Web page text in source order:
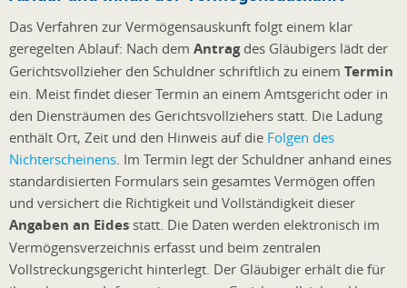
Das Verfahren zur Vermögensauskunft folgt einem klar
geregelten Ablauf: Nach dem Antragdes Gläubigers lädt der
Gerichtsvollzieher den Schuldner schriftlich zu einem Termin
ein. Meist findet dieser Termin an einem Amtsgericht oder in
den Diensträumen des Gerichtsvollziehers statt. Die Ladung
enthält Ort, Zeit und den Hinweis auf die Folgen des
Nichterscheinens . Im Termin legt der Schuldner anhand eines
standardisierten Formulars sein gesamtes Vermögen offen
und versichert die Richtigkeit und Vollständigkeit dieser
Angaben an Eides statt. Die Daten werden elektronisch im
Vermögensverzeichnis erfasst und beim zentralen
Vollstreckungsgericht hinterlegt. Der Gläubiger erhält die für